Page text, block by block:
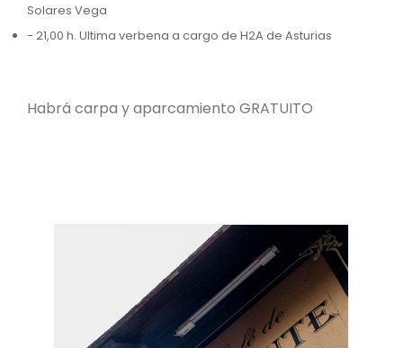
Solares Vega
- 21,00 h. Ultima verbena a cargo de H2A de Asturias
Habrá carpa y aparcamiento GRATUITO